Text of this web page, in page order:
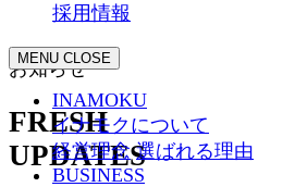
採用情報
MENU CLOSE
INAMOKU
イナモクについて
経営理念 選ばれる理由
BUSINESS
お知らせ
FRESH
UPDATES